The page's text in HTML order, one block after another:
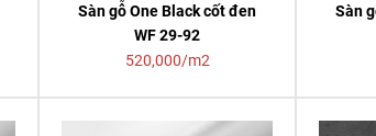
Sàn gỗ One Black cốt đen
WF 29-92
520,000/m2
Sàn